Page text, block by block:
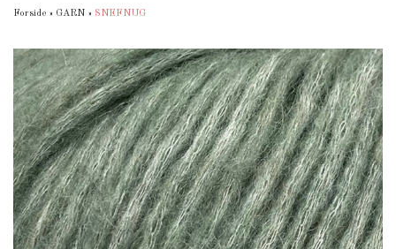
Forside » GARN » SNEFNUG